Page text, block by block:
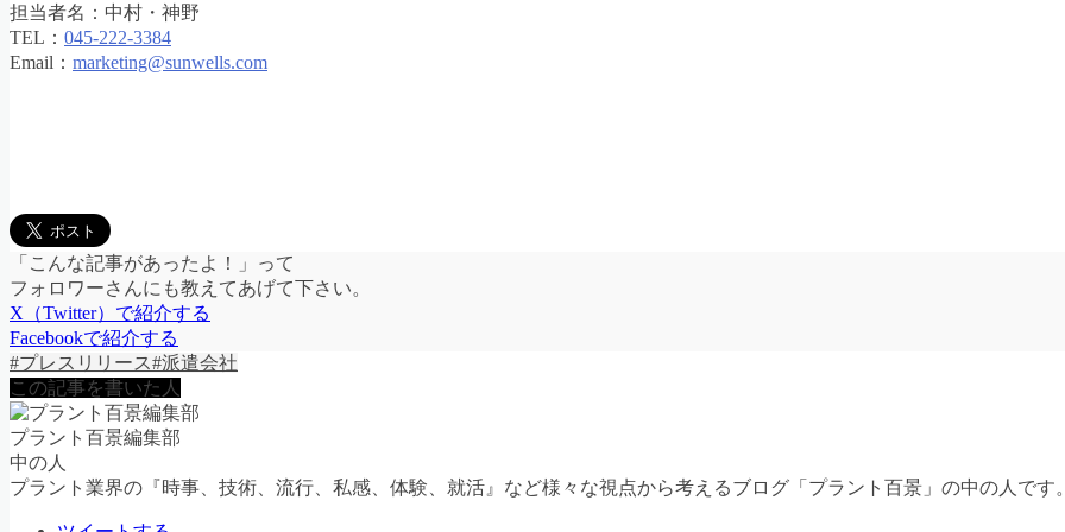
担当者名：中村・神野
TEL： 045-222-3384
Email： marketing@sunwells.com
「こんな記事があったよ！」って
フォロワーさんにも教えてあげて下さい。
X（Twitter）で紹介する
Facebookで紹介する
#プレスリリース#派遣会社
この記事を書いた人
プラント百景編集部
中の人
プラント業界の『時事、技術、流行、私感、体験、就活』など様々な視点から考えるブログ「プラント百景」の中の人です